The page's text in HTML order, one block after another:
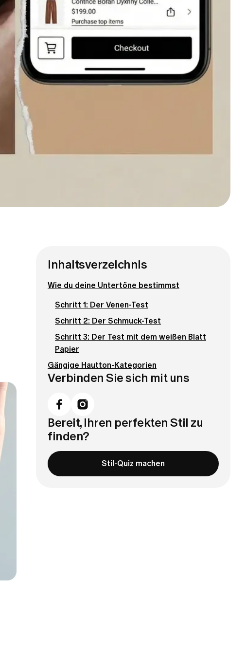
Inhaltsverzeichnis
Wie du deine Untertöne bestimmst
Schritt 1: Der Venen-Test
Schritt 2: Der Schmuck-Test
Schritt 3: Der Test mit dem weißen Blatt
Papier
Gängige Hautton-Kategorien
Verbinden Sie sich mit uns
Bereit, Ihren perfekten Stil zu
finden?
Stil-Quiz machen